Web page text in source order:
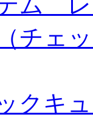
チェ
クキ